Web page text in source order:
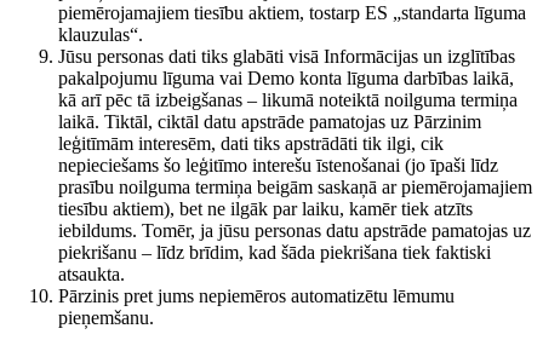
piemērojamajiem tiesību aktiem, tostarp ES „standarta līguma
klauzulas“.
Jūsu personas dati tiks glabāti visā Informācijas un izglītības
pakalpojumu līguma vai Demo konta līguma darbības laikā,
kā arī pēc tā izbeigšanas – likumā noteiktā noilguma termiņa
laikā. Tiktāl, ciktāl datu apstrāde pamatojas uz Pārzinim
leģitīmām interesēm, dati tiks apstrādāti tik ilgi, cik
nepieciešams šo leģitīmo interešu īstenošanai (jo īpaši līdz
prasību noilguma termiņa beigām saskaņā ar piemērojamajiem
tiesību aktiem), bet ne ilgāk par laiku, kamēr tiek atzīts
iebildums. Tomēr, ja jūsu personas datu apstrāde pamatojas uz
piekrišanu – līdz brīdim, kad šāda piekrišana tiek faktiski
atsaukta.
Pārzinis pret jums nepiemēros automatizētu lēmumu
pieņemšanu.